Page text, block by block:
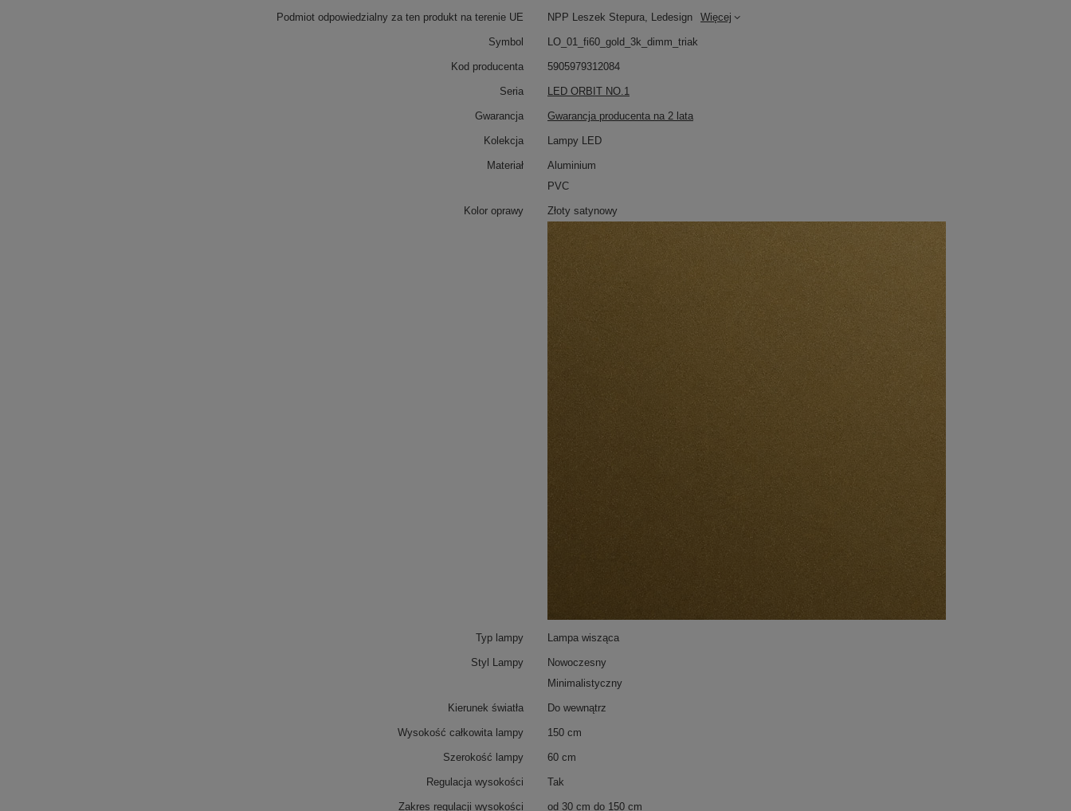
Podmiot odpowiedzialny za ten produkt na terenie UE NPP Leszek Stepura, Ledesign Więcej
Symbol LO_01_fi60_gold_3k_dimm_triak
Kod producenta 5905979312084
Seria LED ORBIT NO.1
Gwarancja Gwarancja producenta na 2 lata
Kolekcja Lampy LED
Materiał
Aluminium
PVC
Kolor oprawy Złoty satynowy
Typ lampy Lampa wisząca
Styl Lampy
Nowoczesny
Minimalistyczny
Kierunek światła Do wewnątrz
Wysokość całkowita lampy 150 cm
Szerokość lampy 60 cm
Regulacja wysokości Tak
Zakres regulacji wysokości od 30 cm do 150 cm